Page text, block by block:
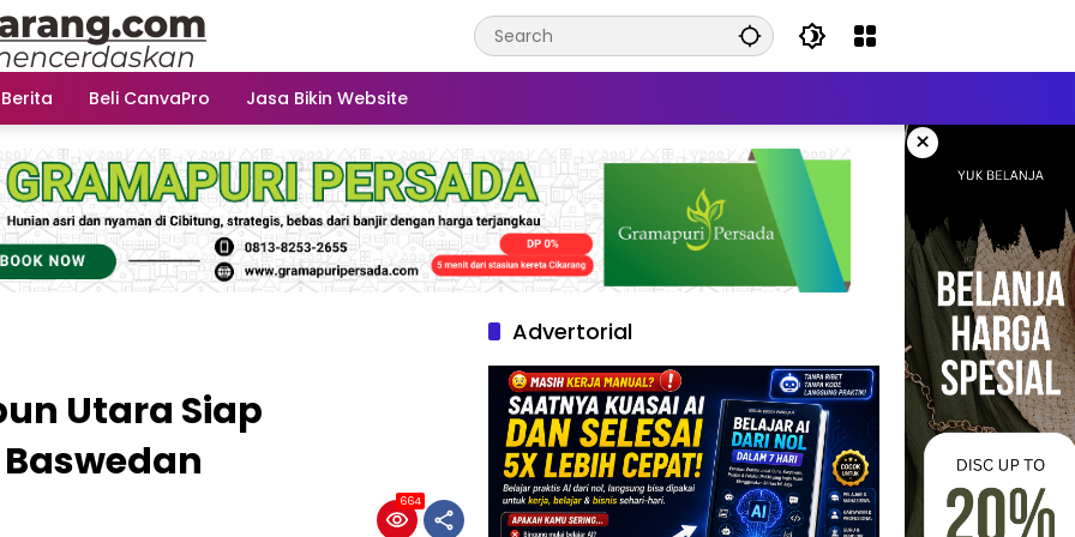
Beli CanvaPro Jasa Bikin Website
×
Utara Siap
664
Advertorial